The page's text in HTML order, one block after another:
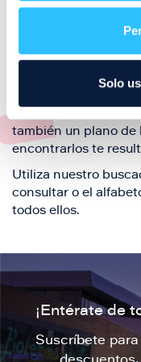
Solo
también de nuestra
tu visita.
El este directorio de
también un plano de
encontrarlos te
Utiliza nuestro
consultar o el
todos ellos.
¡Entérate de
Suscríbete